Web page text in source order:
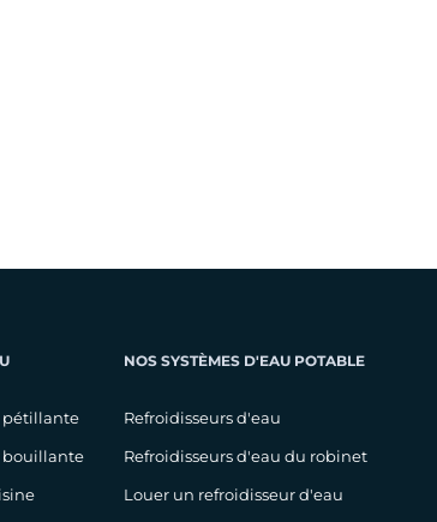
pétillante
bouillante
NOS SYSTÈMES D'EAU POTABLE
Refroidisseurs d'eau
Refroidisseurs d'eau du robinet
Louer un refroidisseur d'eau